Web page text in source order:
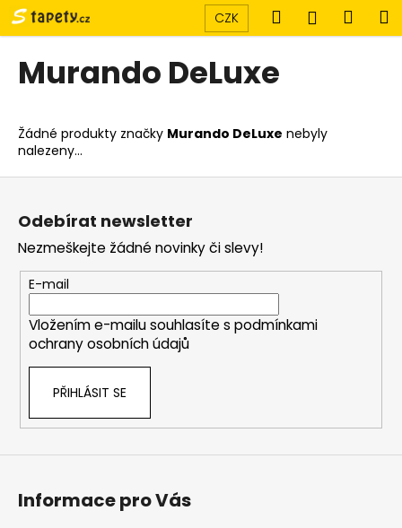
Přejít
na
obsah
CZK Hledat
Murando DeLuxe
Žádné produkty značky Murando DeLuxe nebyly
nalezeny...
o
o
p
ř
e
b
u
e
e
a
j
t
Z
Odebírat newsletter
Nezmeškejte žádné novinky či slevy!
E-mail
Vložením e-mailu souhlasíte s podmínkami
ochrany osobních údajů
PŘIHLÁSIT SE
Informace pro Vás